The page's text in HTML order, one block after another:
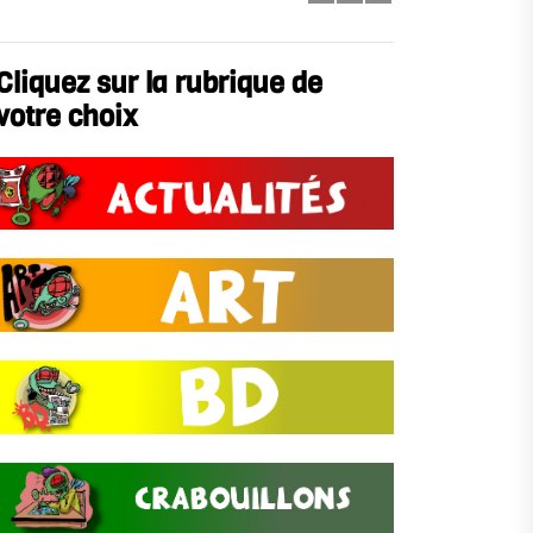
sur la rubrique de
choix